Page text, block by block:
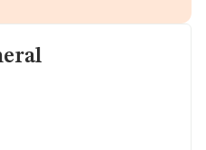
complementaria.